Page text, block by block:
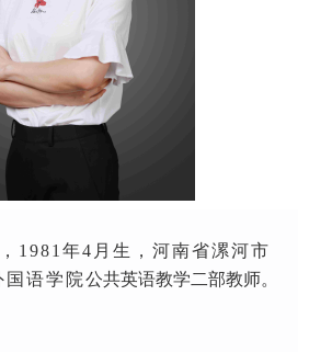
1981 年4 月 生， 河南省漯河市
国语学院公共英语教学二部教师。